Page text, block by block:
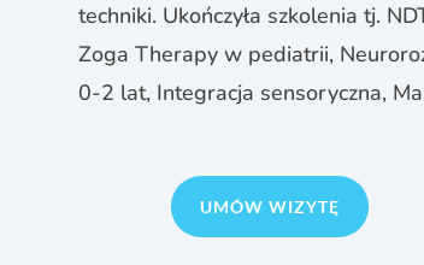
techniki. Ukończyła szkolenia tj.
Zoga Therapy w pediatrii,
0-2 lat, Integracja sensoryczna,
UMÓW WIZYTĘ